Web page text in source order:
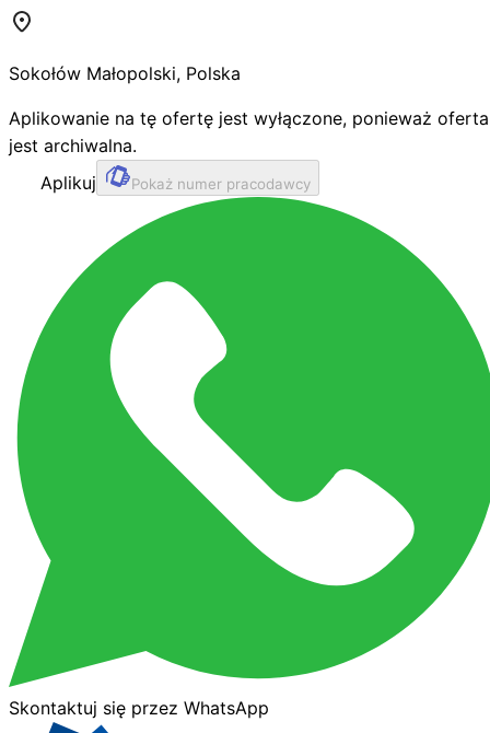
Sokołów Małopolski, Polska
Aplikowanie na tę ofertę jest wyłączone, ponieważ oferta
jest archiwalna.
Aplikuj
Pokaż numer pracodawcy
Skontaktuj się przez WhatsApp